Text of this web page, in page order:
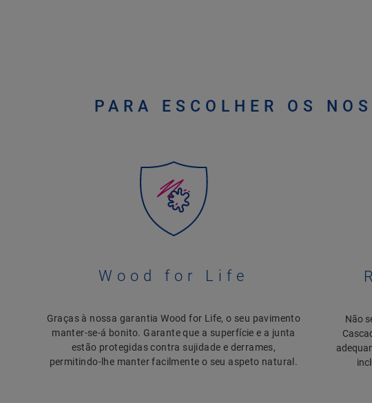
PARA ESCOLHER OS
Wood for Life
Graças à nossa garantia Wood for Life, o seu pavimento
manter-se-á bonito. Garante que a superfície e a junta
estão protegidas contra sujidade e derrames,
permitindo-lhe manter facilmente o seu aspeto natural.
Não